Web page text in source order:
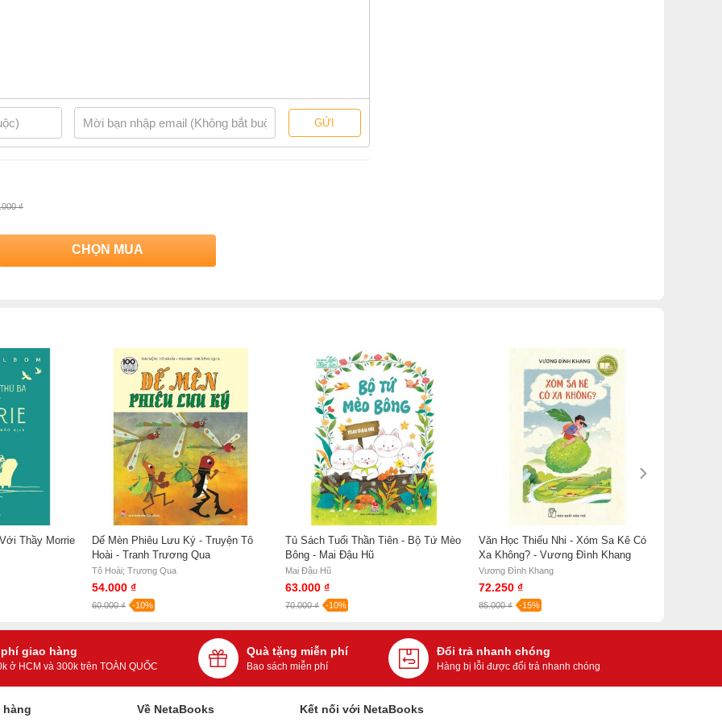
học thiếu nhi" củaNXB Trẻ. Bộ sách này giới thiệu những tác
vào lòng bàn trẻ tình yêu với trang sách, trang văn, đặc biệt là với
Long, huyện Vĩnh Bảo, thành phố Hải Phòng. Nhập ngũ năm
Bang - Gia Lai, rồi thuyên chuyển sang trường huấn luyện tân
trong các làng xã của hầu khắp 17 huyện thị tỉnh Gia Lai - Kon
Sau đó lần lượt công tác tại Ban Kí sự lịch sử quân sự, Tạp
xuất bản Hội Nhà văn.
(1998-2000)
GỬI
₫
CHỌN MUA
Thầy Morrie
Dế Mèn Phiêu Lưu Ký - Truyện Tô
Hoài - Tranh Trương Qua
Tô Hoài; Trương Qua
54.000 ₫
60.000 ₫ -10%
Tủ Sách Tuổi Thần Tiên - Bộ Tứ Mèo
Bông - Mai Đậu Hũ
Mai Đậu Hũ
63.000 ₫
70.000 ₫ -10%
Văn Học Thiếu Nhi - Xóm Sa Kê Có
Xa Không? - Vương Đình Khang
Vương Đình Khang
72.250 ₫
85.000 ₫ -15%
giao hàng
ở HCM và 300k trên TOÀN QUỐC
Quà tặng miễn phí
Bao sách miễn phí
Đổi trả nhanh chóng
Hàng bị lỗi được đổi trả nhanh chóng
hàng Về NetaBooks Kết nối với NetaBooks